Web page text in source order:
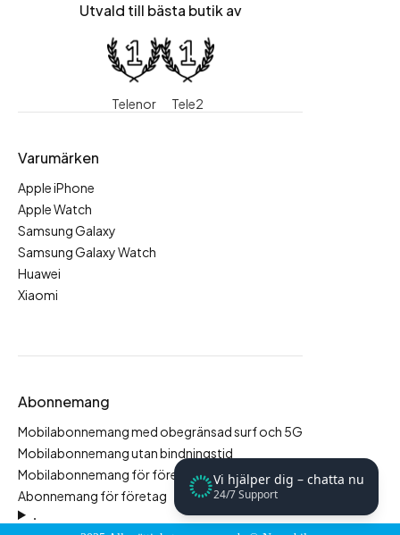
Vi hjälper dig – chatta nu
24/7 Support
Utvald till bästa butik av
Telenor Tele2
Varumärken
Apple iPhone
Apple Watch
Samsung Galaxy
Samsung Galaxy Watch
Huawei
Xiaomi
Abonnemang
Mobilabonnemang med obegränsad surf och 5G
Mobilabonnemang utan bindningstid
Mobilabonnemang för företag
Abonnemang för företag
.